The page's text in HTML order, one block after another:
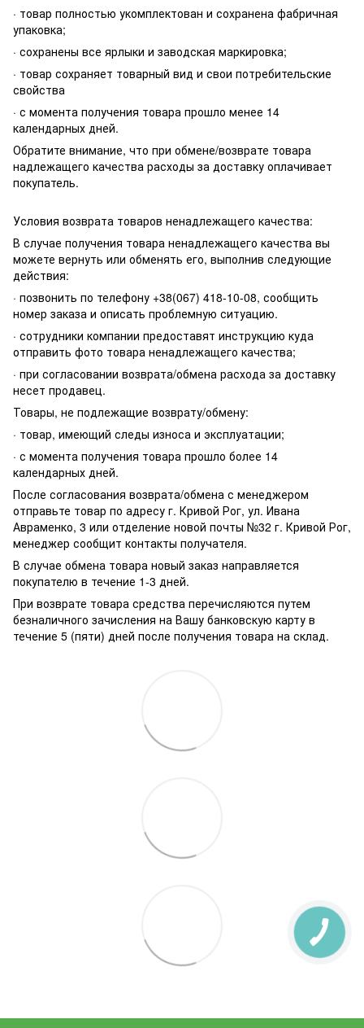
· товар полностью укомплектован и сохранена фабричная
упаковка;
· сохранены все ярлыки и заводская маркировка;
· товар сохраняет товарный вид и свои потребительские
свойства
· с момента получения товара прошло менее 14
календарных дней.
Обратите внимание, что при обмене/возврате товара
надлежащего качества расходы за доставку оплачивает
покупатель.
Условия возврата товаров ненадлежащего качества:
В случае получения товара ненадлежащего качества вы
можете вернуть или обменять его, выполнив следующие
действия:
· позвонить по телефону +38(067) 418-10-08, сообщить
номер заказа и описать проблемную ситуацию.
· сотрудники компании предоставят инструкцию куда
отправить фото товара ненадлежащего качества;
· при согласовании возврата/обмена расхода за доставку
несет продавец.
Товары, не подлежащие возврату/обмену:
· товар, имеющий следы износа и эксплуатации;
· с момента получения товара прошло более 14
календарных дней.
После согласования возврата/обмена с менеджером
отправьте товар по адресу г. Кривой Рог, ул. Ивана
Авраменко, 3 или отделение новой почты №32 г. Кривой Рог,
менеджер сообщит контакты получателя.
В случае обмена товара новый заказ направляется
покупателю в течение 1-3 дней.
При возврате товара средства перечисляются путем
безналичного зачисления на Вашу банковскую карту в
течение 5 (пяти) дней после получения товара на склад.